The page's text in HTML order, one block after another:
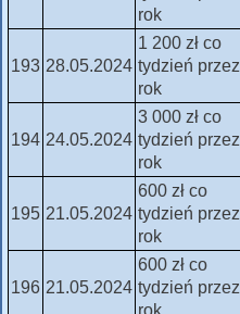
rok
193 28.05.2024
1 200 zł co
tydzień przez
rok
194 24.05.2024
3 000 zł co
tydzień przez
rok
195 21.05.2024
600 zł co
tydzień przez
rok
196 21.05.2024
600 zł co
tydzień przez
rok